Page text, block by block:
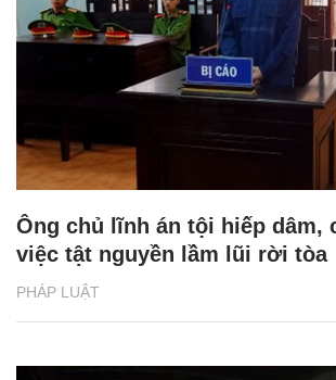
PHÁP LUẬT
Ông chủ lĩnh án tội hiếp dâm,
việc tật nguyền lầm lũi rời tòa